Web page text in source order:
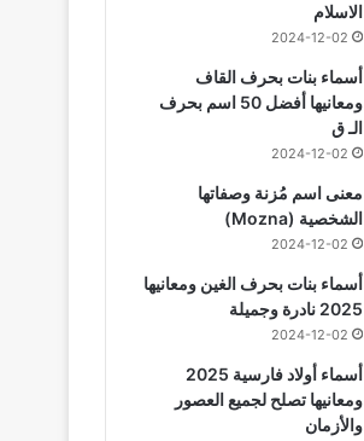
الاسلام
2024-12-02
أسماء بنات بحرف القاف
ومعانيها أفضل 50 اسم بحرف
الـ ق
2024-12-02
معنى اسم مُزنة وصفاتها
الشخصية (Mozna)
2024-12-02
أسماء بنات بحرف الغين ومعانيها
2025 نادرة وجميلة
2024-12-02
أسماء أولاد فارسية 2025
ومعانيها تصلح لجميع العصور
والأزمان